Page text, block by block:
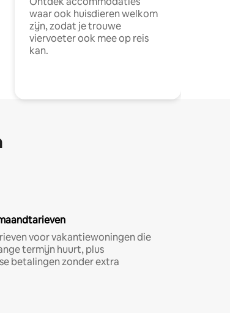
waar ook huisdieren welkom
zijn, zodat je trouwe
viervoeter ook mee op reis
kan.
voor vakantiewoningen die
termijn huurt, plus
betalingen zonder extra